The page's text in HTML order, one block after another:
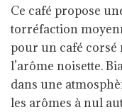
Ce café propose
torréfaction
pour un café corsé
l’arôme noisette.
dans une
les arômes à nul